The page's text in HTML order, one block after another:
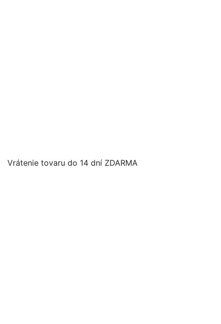
Vrátenie tovaru do 14 dní ZDARMA